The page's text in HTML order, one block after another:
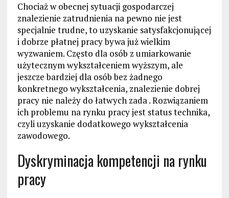
Chociaż w obecnej sytuacji gospodarczej
znalezienie zatrudnienia na pewno nie jest
specjalnie trudne, to uzyskanie satysfakcjonującej
i dobrze płatnej pracy bywa już wielkim
wyzwaniem. Często dla osób z umiarkowanie
użytecznym wykształceniem wyższym, ale
jeszcze bardziej dla osób bez żadnego
konkretnego wykształcenia, znalezienie dobrej
pracy nie należy do łatwych zada . Rozwiązaniem
ich problemu na rynku pracy jest status technika,
czyli uzyskanie dodatkowego wykształcenia
zawodowego.
Dyskryminacja kompetencji na rynku
pracy